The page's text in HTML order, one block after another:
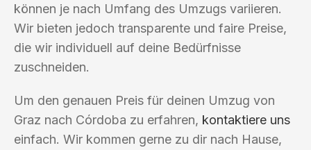
können je nach Umfang des Umzugs variieren.
Wir bieten jedoch transparente und faire Preise,
die wir individuell auf deine Bedürfnisse
zuschneiden.
Um den genauen Preis für deinen Umzug von
Graz nach Córdoba zu erfahren, kontaktiere uns
einfach. Wir kommen gerne zu dir nach Hause,